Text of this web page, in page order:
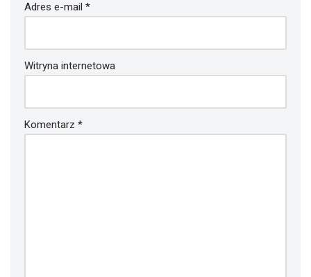
Adres e-mail *
Witryna internetowa
Komentarz *